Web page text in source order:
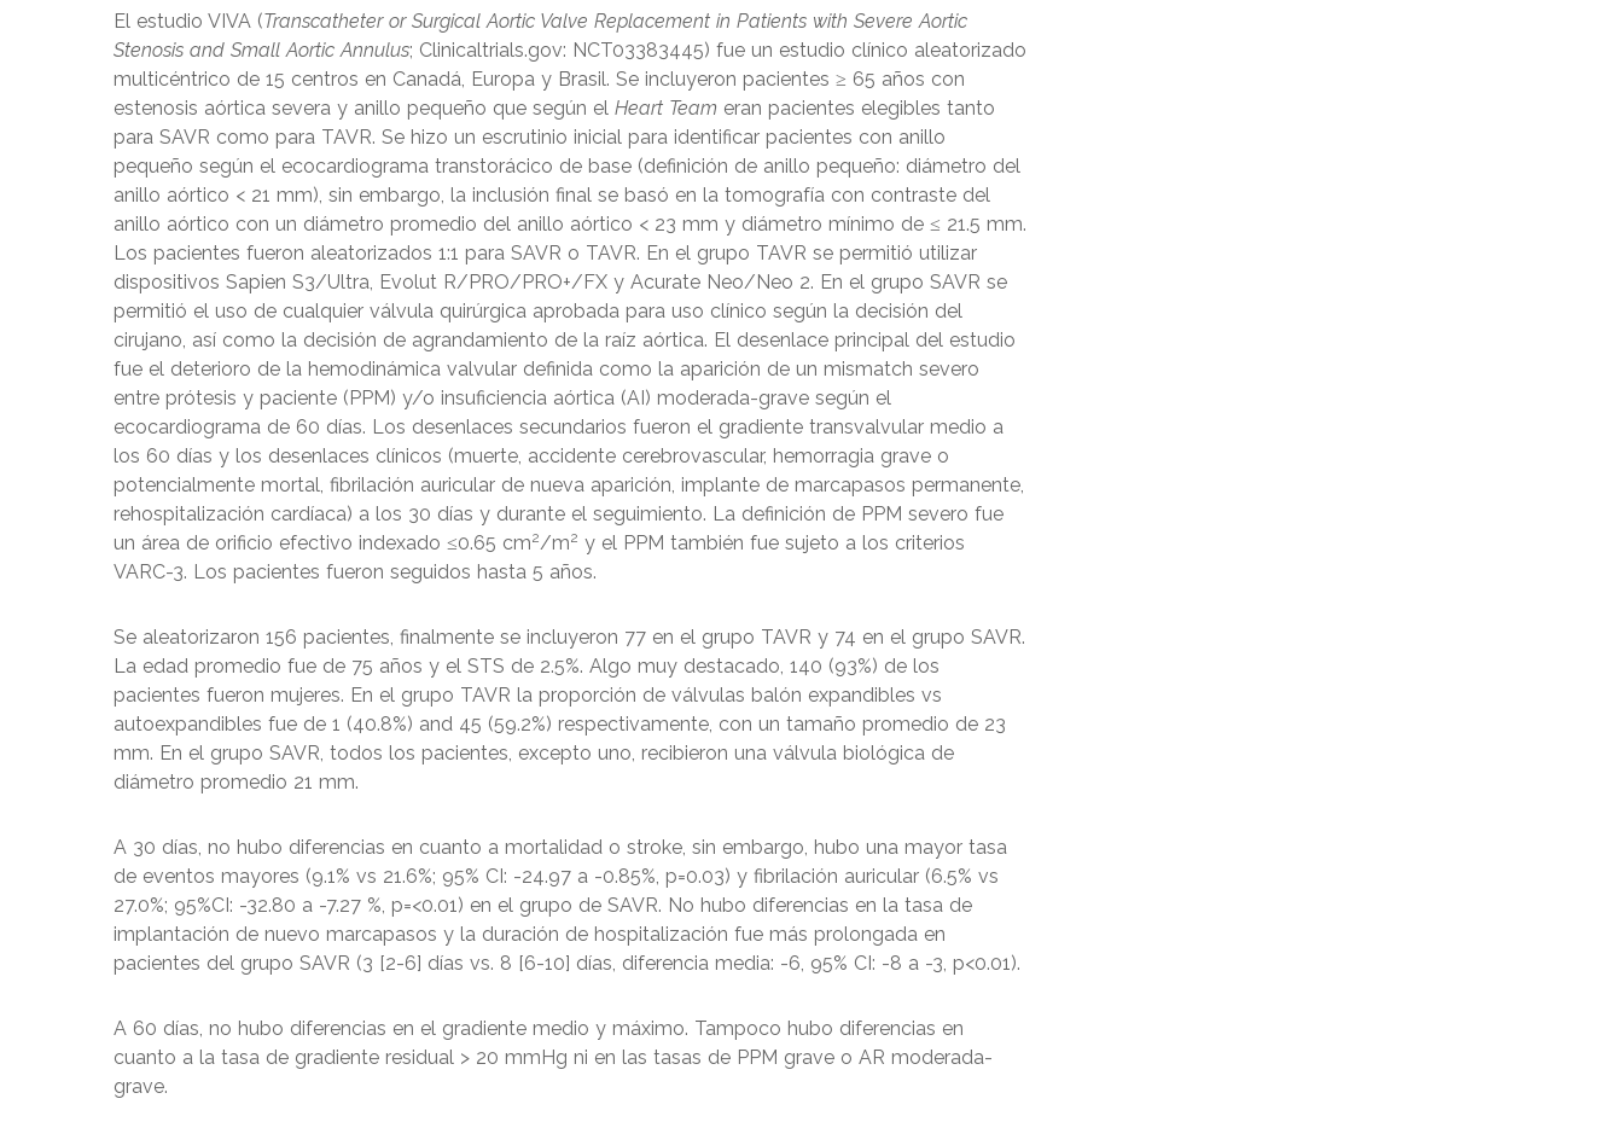
El estudio VIVA (Transcatheter or Surgical Aortic Valve Replacement in Patients with Severe Aortic
Stenosis and Small Aortic Annulus; Clinicaltrials.gov: NCT03383445) fue un estudio clínico aleatorizado
multicéntrico de 15 centros en Canadá, Europa y Brasil. Se incluyeron pacientes ≥ 65 años con
estenosis aórtica severa y anillo pequeño que según el Heart Team eran pacientes elegibles tanto
para SAVR como para TAVR. Se hizo un escrutinio inicial para identificar pacientes con anillo
pequeño según el ecocardiograma transtorácico de base (definición de anillo pequeño: diámetro del
anillo aórtico < 21 mm), sin embargo, la inclusión final se basó en la tomografía con contraste del
anillo aórtico con un diámetro promedio del anillo aórtico < 23 mm y diámetro mínimo de ≤ 21.5 mm.
Los pacientes fueron aleatorizados 1:1 para SAVR o TAVR. En el grupo TAVR se permitió utilizar
dispositivos Sapien S3/Ultra, Evolut R/PRO/PRO+/FX y Acurate Neo/Neo 2. En el grupo SAVR se
permitió el uso de cualquier válvula quirúrgica aprobada para uso clínico según la decisión del
cirujano, así como la decisión de agrandamiento de la raíz aórtica. El desenlace principal del estudio
fue el deterioro de la hemodinámica valvular definida como la aparición de un mismatch severo
entre prótesis y paciente (PPM) y/o insuficiencia aórtica (AI) moderada-grave según el
ecocardiograma de 60 días. Los desenlaces secundarios fueron el gradiente transvalvular medio a
los 60 días y los desenlaces clínicos (muerte, accidente cerebrovascular, hemorragia grave o
potencialmente mortal, fibrilación auricular de nueva aparición, implante de marcapasos permanente,
rehospitalización cardíaca) a los 30 días y durante el seguimiento. La definición de PPM severo fue
un área de orificio efectivo indexado ≤0.65 cm2/m2 y el PPM también fue sujeto a los criterios
VARC-3. Los pacientes fueron seguidos hasta 5 años.
Se aleatorizaron 156 pacientes, finalmente se incluyeron 77 en el grupo TAVR y 74 en el grupo SAVR.
La edad promedio fue de 75 años y el STS de 2.5%. Algo muy destacado, 140 (93%) de los
pacientes fueron mujeres. En el grupo TAVR la proporción de válvulas balón expandibles vs
autoexpandibles fue de 1 (40.8%) and 45 (59.2%) respectivamente, con un tamaño promedio de 23
mm. En el grupo SAVR, todos los pacientes, excepto uno, recibieron una válvula biológica de
diámetro promedio 21 mm.
A 30 días, no hubo diferencias en cuanto a mortalidad o stroke, sin embargo, hubo una mayor tasa
de eventos mayores (9.1% vs 21.6%; 95% CI: -24.97 a -0.85%, p=0.03) y fibrilación auricular (6.5% vs
27.0%; 95%CI: -32.80 a -7.27 %, p=<0.01) en el grupo de SAVR. No hubo diferencias en la tasa de
implantación de nuevo marcapasos y la duración de hospitalización fue más prolongada en
pacientes del grupo SAVR (3 [2-6] días vs. 8 [6-10] días, diferencia media: -6, 95% CI: -8 a -3, p<0.01).
A 60 días, no hubo diferencias en el gradiente medio y máximo. Tampoco hubo diferencias en
cuanto a la tasa de gradiente residual > 20 mmHg ni en las tasas de PPM grave o AR moderada-
grave.